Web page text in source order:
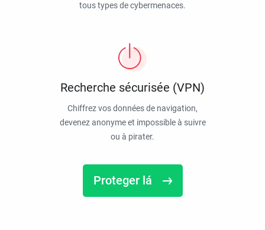
tous types de cybermenaces.
Recherche sécurisée (VPN)
Chiffrez vos données de navigation,
devenez anonyme et impossible à suivre
ou à pirater.
Proteger lá